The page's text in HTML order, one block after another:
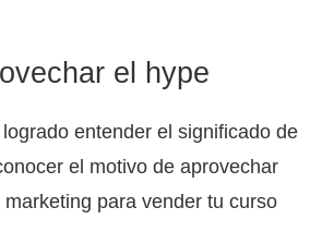
el hype
entender el significado de
el motivo de aprovechar
para vender tu curso